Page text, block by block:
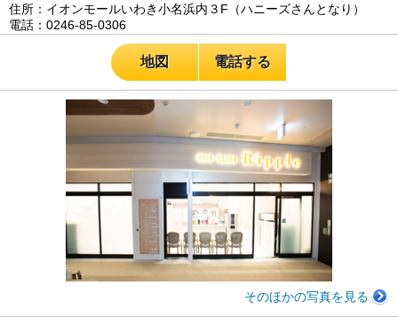
住所：イオンモールいわき小名浜内３F（ハニーズさんとなり）
電話：0246-85-0306
地図 電話する
そのほかの写真を見る